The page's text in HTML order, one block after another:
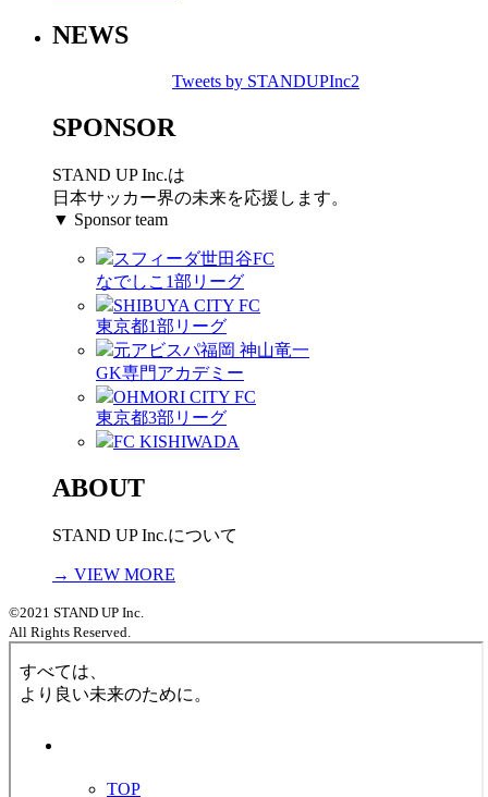
NEWS
Tweets by STANDUPInc2
SPONSOR
STAND UP Inc.は
日本サッカー界の未来を応援します。
▼ Sponsor team
スフィーダ世田谷FC
なでしこ1部リーグ
SHIBUYA CITY FC
東京都1部リーグ
元アビスパ福岡 神山竜一
GK専門アカデミー
OHMORI CITY FC
東京都3部リーグ
FC KISHIWADA
ABOUT
STAND UP Inc.について
→ VIEW MORE
©2021 STAND UP Inc.
All Rights Reserved.